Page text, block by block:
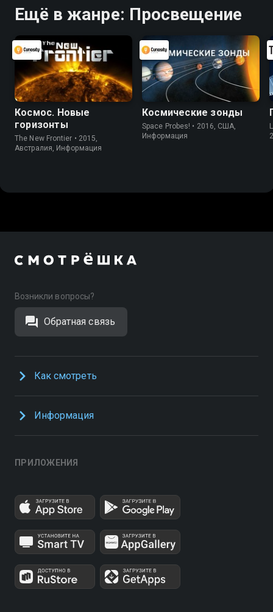
Ещё в жанре: Просвещение
Космос. Новые
горизонты
The New Frontier • 2015,
Австралия, Информация
Космические зонды
Space Probes! • 2016, США,
Информация
Возникли вопросы?
Обратная связь
Как смотреть
Информация
ПРИЛОЖЕНИЯ